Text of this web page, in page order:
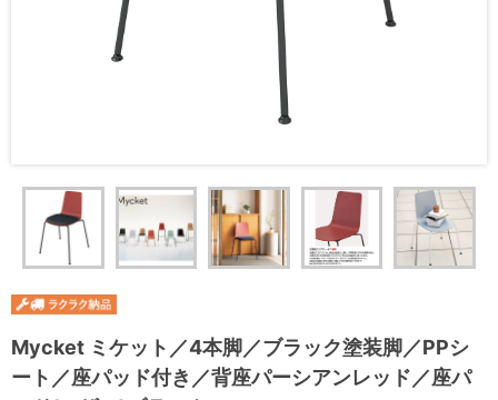
Mycket ミケット／4本脚／ブラック塗装脚／PPシ
ート／座パッド付き／背座パーシアンレッド／座パ